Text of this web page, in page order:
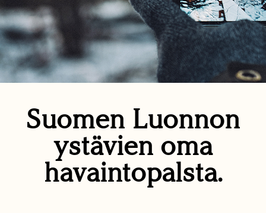
Suomen Luonnon
ystävien oma
havaintopalsta.